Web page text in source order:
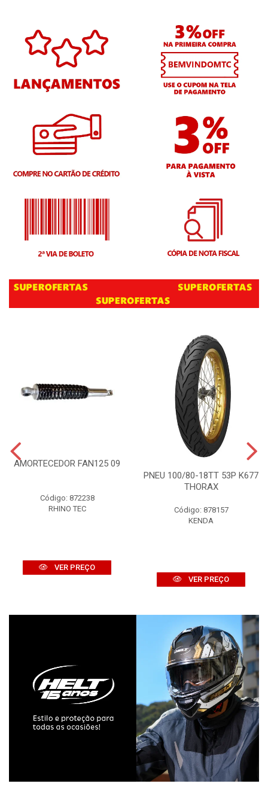
AMORTECEDOR FAN125 09
Código: 872238
RHINO TEC
VER PREÇO
PNEU 100/80-18TT 53P K677
THORAX
Código: 878157
KENDA
VER PREÇO